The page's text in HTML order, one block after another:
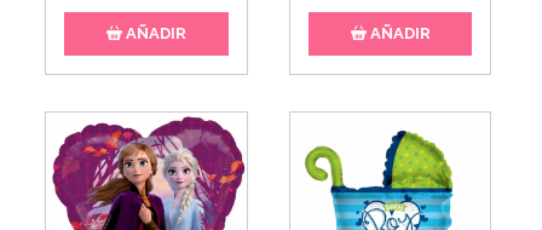
AÑADIR AÑADIR